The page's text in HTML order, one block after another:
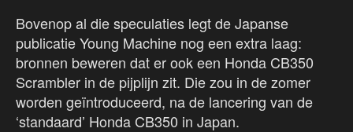
Bovenop al die speculaties legt de Japanse
publicatie Young Machine nog een extra laag:
bronnen beweren dat er ook een Honda CB350
Scrambler in de pijplijn zit. Die zou in de zomer
worden geïntroduceerd, na de lancering van de
‘standaard’ Honda CB350 in Japan.